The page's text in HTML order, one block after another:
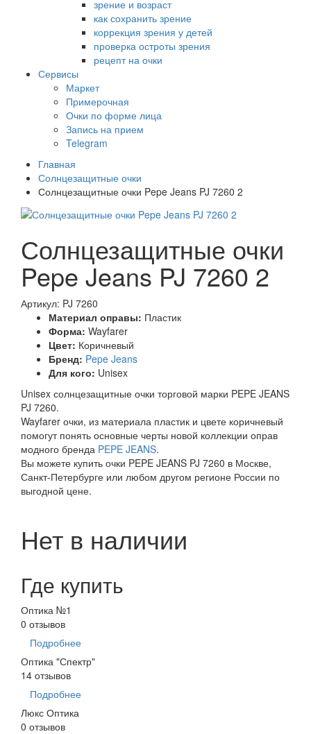
зрение и возраст
как сохранить зрение
коррекция зрения у детей
проверка остроты зрения
рецепт на очки
Сервисы
Маркет
Примерочная
Очки по форме лица
Запись на прием
Telegram
Главная
Солнцезащитные очки
Солнцезащитные очки Pepe Jeans PJ 7260 2
Солнцезащитные очки
Pepe Jeans PJ 7260 2
Артикул: PJ 7260
Материал оправы: Пластик
Форма: Wayfarer
Цвет: Коричневый
Бренд: Pepe Jeans
Для кого: Unisex
Unisex солнцезащитные очки торговой марки PEPE JEANS
PJ 7260.
Wayfarer очки, из материала пластик и цвете коричневый
помогут понять основные черты новой коллекции оправ
модного бренда PEPE JEANS.
Вы можете купить очки PEPE JEANS PJ 7260 в Москве,
Санкт-Петербурге или любом другом регионе России по
выгодной цене.
Нет в наличии
Где купить
Оптика №1
0 отзывов
Подробнее
Оптика "Спектр"
14 отзывов
Подробнее
Люкс Оптика
0 отзывов